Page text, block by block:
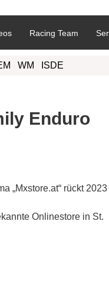
Racing Team
WM ISDE
Enduro
„Mxstore.at“ rückt
Onlinestore in St.